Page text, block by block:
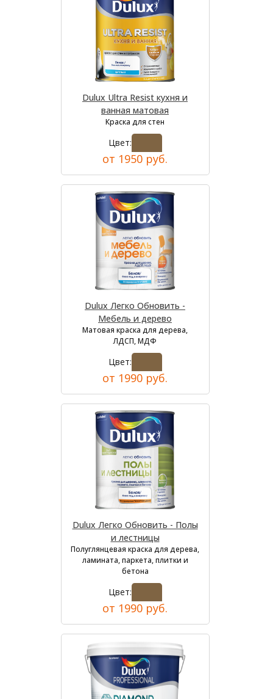
Dulux Ultra Resist кухня и
ванная матовая
Краска для стен
Цвет:
от 1950 руб.
Dulux Легко Обновить -
Мебель и дерево
Матовая краска для дерева,
ЛДСП, МДФ
Цвет:
от 1990 руб.
Dulux Легко Обновить - Полы
и лестницы
Полуглянцевая краска для дерева,
ламината, паркета, плитки и
бетона
Цвет:
от 1990 руб.